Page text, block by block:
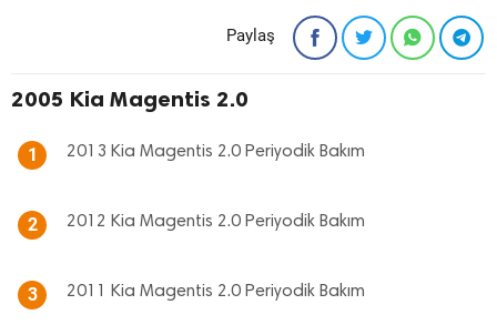
Paylaş
2005 Kia Magentis 2.0
1 2013 Kia Magentis 2.0 Periyodik Bakım
2 2012 Kia Magentis 2.0 Periyodik Bakım
3 2011 Kia Magentis 2.0 Periyodik Bakım